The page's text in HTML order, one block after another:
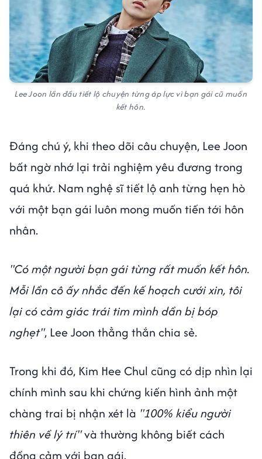
Lee Joon lần đầu tiết lộ chuyện từng áp lực vì bạn gái cũ muốn
kết hôn.
Đáng chú ý, khi theo dõi câu chuyện, Lee Joon
bất ngờ nhớ lại trải nghiệm yêu đương trong
quá khứ. Nam nghệ sĩ tiết lộ anh từng hẹn hò
với một bạn gái luôn mong muốn tiến tới hôn
nhân.
"Có một người bạn gái từng rất muốn kết hôn.
Mỗi lần cô ấy nhắc đến kế hoạch cưới xin, tôi
lại có cảm giác trái tim mình dần bị bóp
nghẹt", Lee Joon thẳng thắn chia sẻ.
Trong khi đó, Kim Hee Chul cũng có dịp nhìn lại
chính mình sau khi chứng kiến hình ảnh một
chàng trai bị nhận xét là "100% kiểu người
thiên về lý trí"và thường không biết cách
đồng cảm với bạn gái.